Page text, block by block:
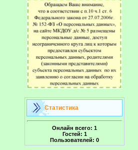
Статистика
Онлайн всего: 1
Гостей: 1
Пользователей: 0